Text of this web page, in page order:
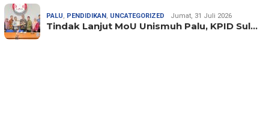
PALU, PENDIDIKAN , UNCATEGORIZED Jumat, 31 Juli 2026
Tindak Lanjut MoU Unismuh Palu, KPID Sul…